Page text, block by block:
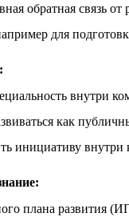
обратная связь от
для
внутри
как
инициативу
плана развития